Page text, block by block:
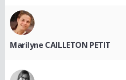
Marilyne CAILLETON PETIT